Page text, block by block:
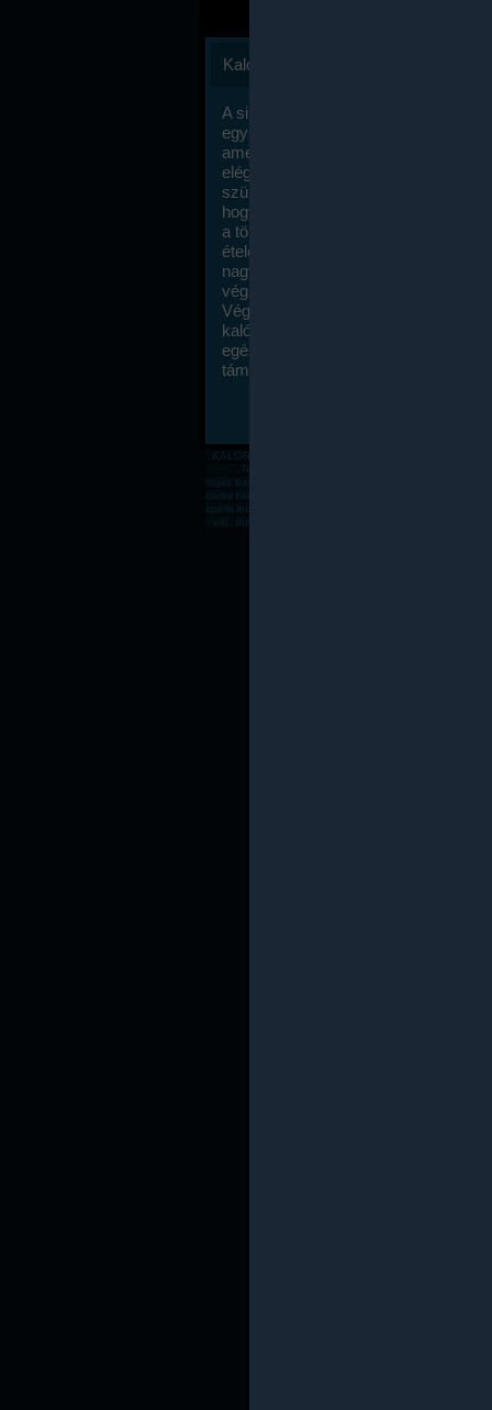
Kalóriaszámlálás
A sikeres fogyás titka valójában igen
egyszerű: égess több energiát, mint
amennyit beviszel. Természetesen
elég nagy fegyelemre és akaraterőre
szükség, de meglepődve fogod
hogy a kalóriaszámolás mennyire
a többi diétához képest. Itt nincsenek
ételek és a megengedett kalóriabevitelt
nagymértékben növelheted ha
végzel.
Végül, de nem utolsó sorban, a
kalóriaszámolás módszerét a legtöbb
egészségügyi szakorvos ajánlja és
támogatja.
Pékáru,
Az oldal csak saját